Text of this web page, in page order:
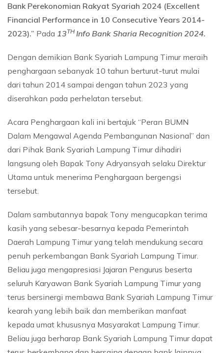
Bank Perekonomian Rakyat Syariah 2024 (Excellent
Financial Performance in 10 Consecutive Years 2014-
2023).” Pada 13TH Info Bank Sharia Recognition 2024.
Dengan demikian Bank Syariah Lampung Timur meraih
penghargaan sebanyak 10 tahun berturut-turut mulai
dari tahun 2014 sampai dengan tahun 2023 yang
diserahkan pada perhelatan tersebut.
Acara Penghargaan kali ini bertajuk “Peran BUMN
Dalam Mengawal Agenda Pembangunan Nasional” dan
dari Pihak Bank Syariah Lampung Timur dihadiri
langsung oleh Bapak Tony Adryansyah selaku Direktur
Utama untuk menerima Penghargaan bergengsi
tersebut.
Dalam sambutannya bapak Tony mengucapkan terima
kasih yang sebesar-besarnya kepada Pemerintah
Daerah Lampung Timur yang telah mendukung secara
penuh perkembangan Bank Syariah Lampung Timur.
Beliau juga mengapresiasi Jajaran Pengurus beserta
seluruh Karyawan Bank Syariah Lampung Timur yang
terus bersinergi membawa Bank Syariah Lampung Timur
kearah yang lebih baik dan memberikan manfaat
kepada umat khususnya Masyarakat Lampung Timur.
Beliau juga berharap Bank Syariah Lampung Timur dapat